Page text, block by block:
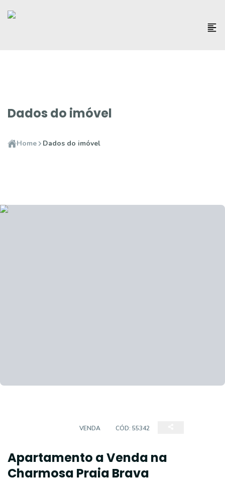
Dados do imóvel
Home Dados do imóvel
VENDA CÓD: 55342
Apartamento a Venda na
Charmosa Praia Brava